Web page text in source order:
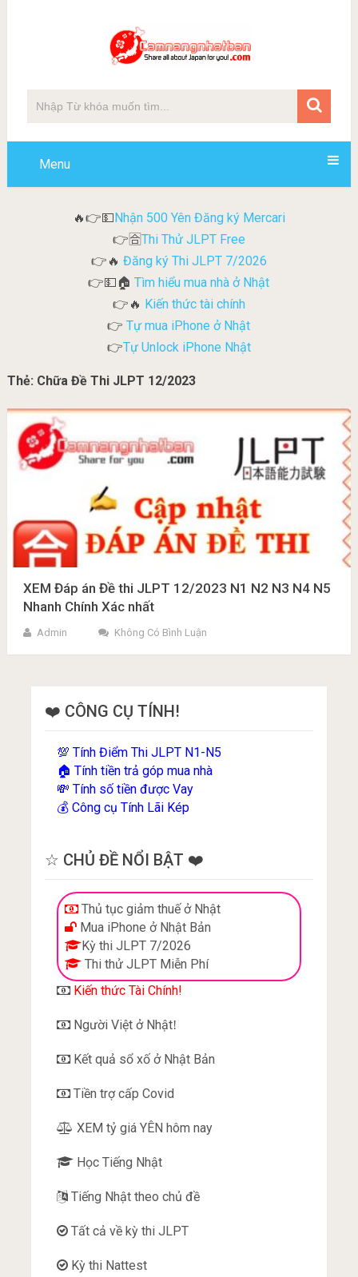
Menu
🔥👉💵Nhận 500 Yên Đăng ký Mercari
👉🈴Thi Thử JLPT Free
👉🔥 Đăng ký Thi JLPT 7/2026
👉💵🏠Tìm hiểu mua nhà ở Nhật
👉🔥 Kiến thức tài chính
👉 Tự mua iPhone ở Nhật
👉Tự Unlock iPhone Nhật
Thẻ: Chữa Đề Thi JLPT 12/2023
XEM Đáp án Đề thi JLPT 12/2023 N1 N2 N3 N4 N5
Nhanh Chính Xác nhất
Admin Không Có Bình Luận
❤️ CÔNG CỤ TÍNH!
💯Tính Điểm Thi JLPT N1-N5
🏠Tính tiền trả góp mua nhà
💸Tính số tiền được Vay
💰Công cụ Tính Lãi Kép
☆ CHỦ ĐỀ NỔI BẬT ❤️
Thủ tục giảm thuế ở Nhật
Mua iPhone ở Nhật Bản
Kỳ thi JLPT 7/2026
Thi thử JLPT Miễn Phí
Kiến thức Tài Chính!
Người Việt ở Nhật!
Kết quả sổ xố ở Nhật Bản
Tiền trợ cấp Covid
XEM tỷ giá YÊN hôm nay
Học Tiếng Nhật
Tiếng Nhật theo chủ đề
Tất cả về kỳ thi JLPT
Kỳ thi Nattest